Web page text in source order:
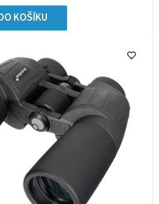
KOŠÍKU